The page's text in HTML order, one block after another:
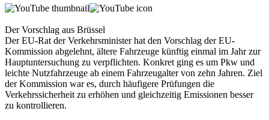
Der Vorschlag aus Brüssel
Der EU-Rat der Verkehrsminister hat den Vorschlag der EU-
Kommission abgelehnt, ältere Fahrzeuge künftig einmal im Jahr zur
Hauptuntersuchung zu verpflichten. Konkret ging es um Pkw und
leichte Nutzfahrzeuge ab einem Fahrzeugalter von zehn Jahren. Ziel
der Kommission war es, durch häufigere Prüfungen die
Verkehrssicherheit zu erhöhen und gleichzeitig Emissionen besser
zu kontrollieren.